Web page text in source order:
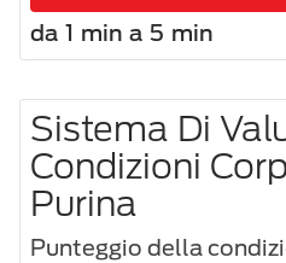
da 1 min a 5 min
Sistema Di
Condizioni
Purina
Punteggio della